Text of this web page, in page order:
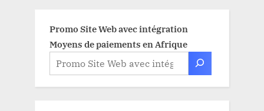
Promo Site Web avec intégration
Moyens de paiements en Afrique